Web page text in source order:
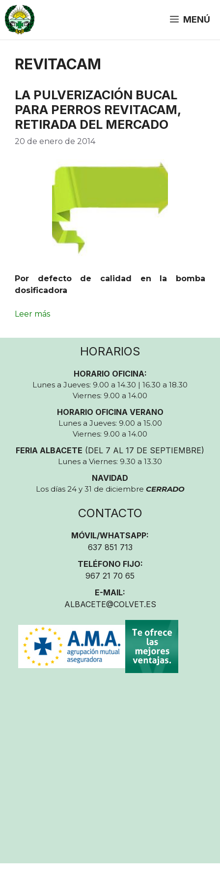
Saltar
al
contenido
MENÚ
REVITACAM
LA PULVERIZACIÓN BUCAL
PARA PERROS REVITACAM,
RETIRADA DEL MERCADO
20 de enero de 2014
Por defecto de calidad en la bomba
dosificadora
Leer más
HORARIOS
HORARIO OFICINA:
Lunes a Jueves: 9.00 a 14.30 | 16.30 a 18.30
Viernes: 9.00 a 14.00
HORARIO OFICINA VERANO
Lunes a Jueves: 9.00 a 15.00
Viernes: 9.00 a 14.00
FERIA ALBACETE (DEL 7 AL 17 DE SEPTIEMBRE)
Lunes a Viernes: 9.30 a 13.30
NAVIDAD
Los días 24 y 31 de diciembre CERRADO
CONTACTO
MÓVIL/WHATSAPP:
637 851 713
TELÉFONO FIJO:
967 21 70 65
E-MAIL:
ALBACETE@COLVET.ES